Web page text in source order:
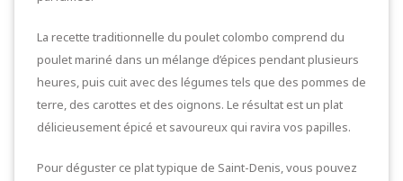
La recette traditionnelle du poulet colombo comprend du
poulet mariné dans un mélange d’épices pendant plusieurs
heures, puis cuit avec des légumes tels que des pommes de
terre, des carottes et des oignons. Le résultat est un plat
délicieusement épicé et savoureux qui ravira vos papilles.
Pour déguster ce plat typique de Saint-Denis, vous pouvez